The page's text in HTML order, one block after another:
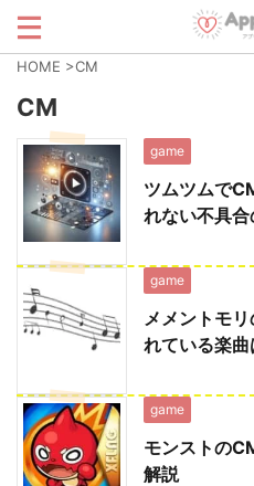
HOME >CM
CM
game
ツムツムで
れない不具
game
メメントモ
れている楽
game
モンストの
解説